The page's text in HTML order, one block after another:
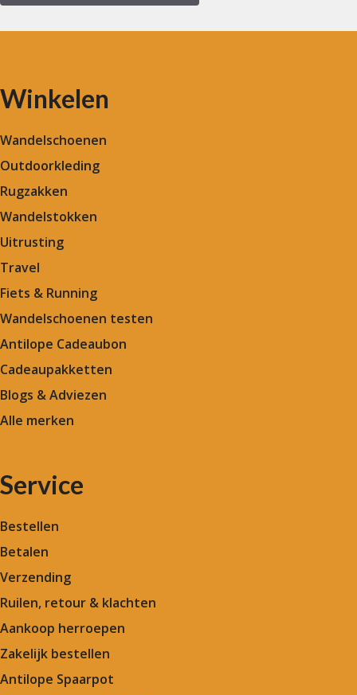
Winkelen
Wandelschoenen
Outdoorkleding
Rugzakken
Wandelstokken
Uitrusting
Travel
Fiets & Running
Wandelschoenen testen
Antilope Cadeaubon
Cadeaupakketten
Blogs & Adviezen
Alle merken
Service
Bestellen
Betalen
Verzending
Ruilen, retour & klachten
Aankoop herroepen
Zakelijk bestellen
Antilope Spaarpot